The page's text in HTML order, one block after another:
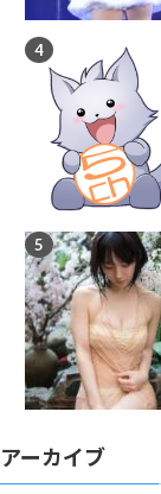
アーカイブ